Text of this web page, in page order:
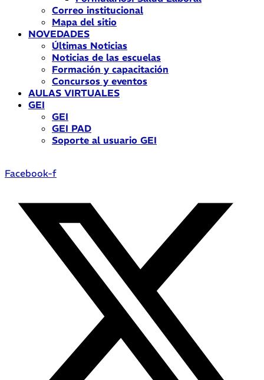
Correo institucional
Mapa del sitio
NOVEDADES
Últimas Noticias
Noticias de las escuelas
Formación y capacitación
Concursos y eventos
AULAS VIRTUALES
GEI
GEI
GEI PAD
Soporte al usuario GEI
Facebook-f